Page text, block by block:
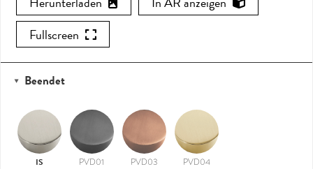
Fullscreen
Beendet
IS PVD01 PVD03 PVD04